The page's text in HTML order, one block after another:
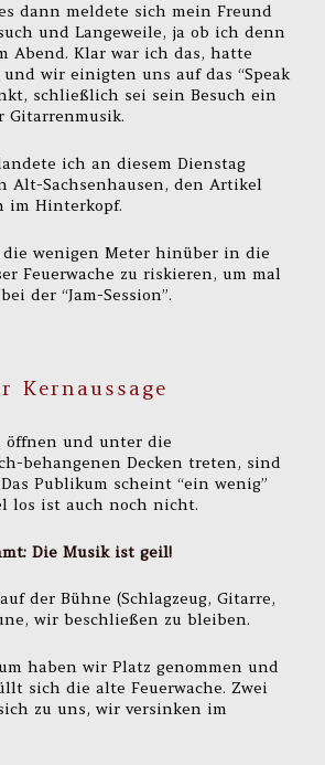
dann meldete sich mein Freund
und Langeweile, ja ob ich denn
Abend. Klar war ich das, hatte
wir einigten uns auf das “Speak
schließlich sei sein Besuch ein
Gitarrenmusik.
ich an diesem Dienstag
Alt-Sachsenhausen, den Artikel
im Hinterkopf.
die wenigen Meter hinüber in die
Feuerwache zu riskieren, um mal
der “Jam-Session”.
Kernaussage
öffnen und unter die
behangenen Decken treten, sind
Publikum scheint “ein wenig”
los ist auch noch nicht.
Die Musik ist geil!
der Bühne (Schlagzeug, Gitarre,
wir beschließen zu bleiben.
haben wir Platz genommen und
sich die alte Feuerwache. Zwei
zu uns, wir versinken im